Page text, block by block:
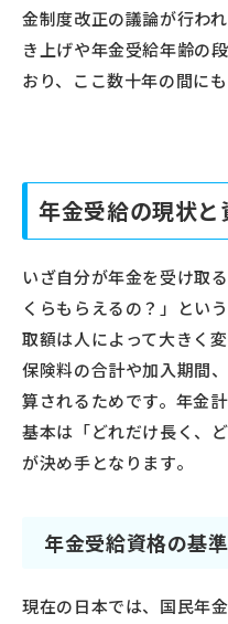
金制度改正の議論が行わ
き上げや年金受給年齢の
おり、ここ数十年の間に
年金受給の現状と
いざ自分が年金を受け取
くらもらえるの？」とい
取額は人によって大きく
保険料の合計や加入期間
算されるためです。年金
基本は「どれだけ長く、
が決め手となります。
年金受給資格の基準
現在の日本では、国民年